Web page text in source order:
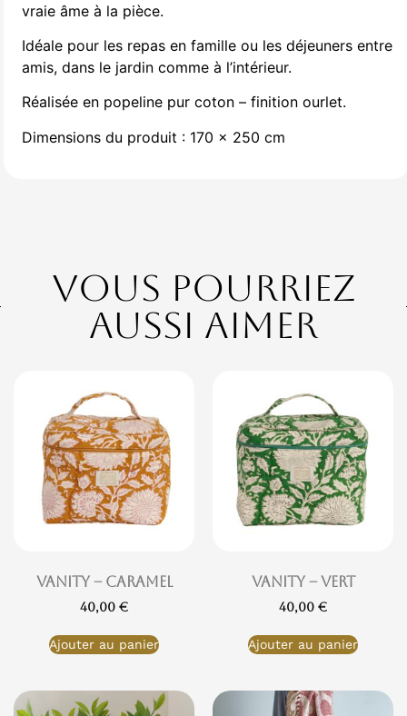
vraie âme à la pièce.
Idéale pour les repas en famille ou les déjeuners entre
amis, dans le jardin comme à l’intérieur.
Réalisée en popeline pur coton – finition ourlet.
Dimensions du produit : 170 x 250 cm
Vous pourriez
aussi aimer
Vanity – Caramel
40,00 €
Ajouter au panier
Vanity – Vert
40,00 €
Ajouter au panier